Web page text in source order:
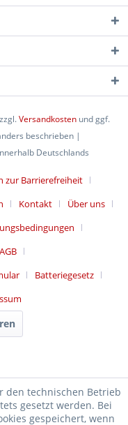
Versandkosten und ggf.
beschrieben |
Deutschlands
zur Barrierefreiheit
Kontakt
Über uns
AGB
Batteriegesetz
den technischen Betrieb
gesetzt werden. Bei
gespeichert, wenn